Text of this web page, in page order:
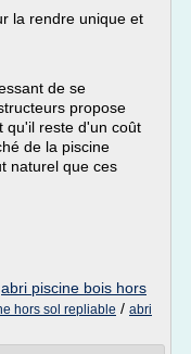
la rendre unique et
de se
propose
qu'il reste d'un coût
de la piscine
naturel que ces
abri piscine bois hors
hors sol repliable / abri